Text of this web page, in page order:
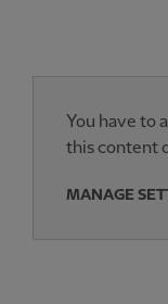
You have to
this content
MANAGE